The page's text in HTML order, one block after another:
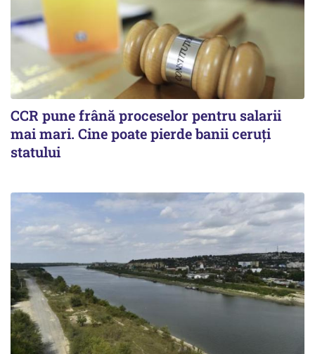
CCR pune frână proceselor pentru salarii
mai mari. Cine poate pierde banii ceruți
statului